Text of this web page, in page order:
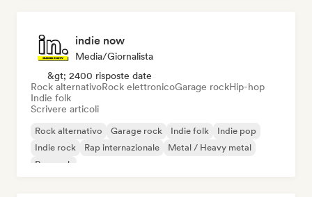
indie now
Media/Giornalista
&gt; 2400 risposte date
Rock alternativoRock elettronicoGarage rockHip-hop
Indie folk
Scrivere articoli
Rock alternativo Garage rock Indie folk
Indie pop
Indie rock
Rap internazionale
Metal / Heavy metal
Pop rock